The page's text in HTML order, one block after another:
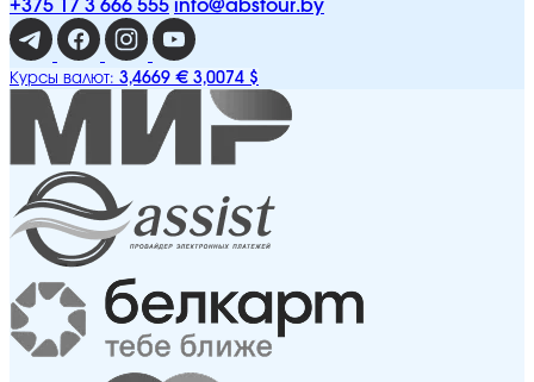
+375 17 3 666 555 info@abstour.by
Курсы валют: 3,4669 € 3,0074 $